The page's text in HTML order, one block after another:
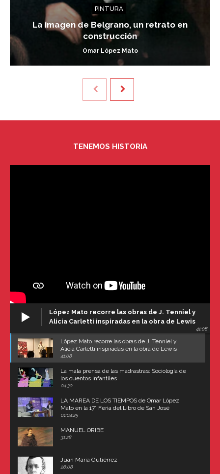
PINTURA
La imagen de Belgrano, un retrato en
construcción
Omar López Mato
TENEMOS HISTORIA
López Mato recorre las obras de J. Tenniel y
Alicia Carletti inspiradas en la obra de Lewis
41:08
López Mato recorre las obras de J. Tenniel y
Alicia Carletti inspiradas en la obra de Lewis
Carroll
41:08
La mala prensa de las madrastras: Sociología de
los cuentos infantiles
04:30
LA MAREA DE LOS TIEMPOS de Omar López
Mato en la 17° Feria del Libro de San José
(Uruguay)
01:04:25
MANUEL ORIBE
31:28
Juan María Gutiérrez
26:08